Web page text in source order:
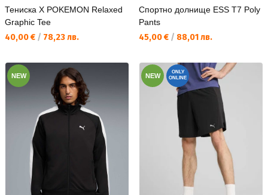
Тениска X POKEMON Relaxed
Graphic Tee
Текуща цена:
40,00 € / 78,23 лв.
Спортно долнище ESS T7 Poly
Pants
Текуща цена:
45,00 € / 88,01 лв.
NEW NEW
ONLY
ONLINE